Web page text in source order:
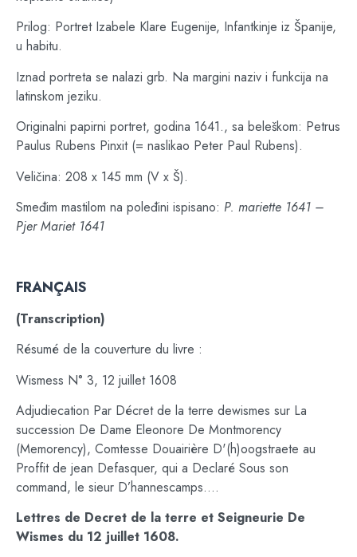
Prilog: Portret Izabele Klare Eugenije, Infantkinje iz Španije,
u habitu.
Iznad portreta se nalazi grb. Na margini naziv i funkcija na
latinskom jeziku.
Originalni papirni portret, godina 1641., sa beleškom: Petrus
Paulus Rubens Pinxit (= naslikao Peter Paul Rubens).
Veličina: 208 x 145 mm (V x Š).
Smeđim mastilom na poleđini ispisano: P. mariette 1641 –
Pjer Mariet 1641
FRANÇAIS
(Transcription)
Résumé de la couverture du livre :
Wismess N° 3, 12 juillet 1608
Adjudiecation Par Décret de la terre dewismes sur La
succession De Dame Eleonore De Montmorency
(Memorency), Comtesse Douairière D'(h)oogstraete au
Proffit de jean Defasquer, qui a Declaré Sous son
command, le sieur D’hannescamps….
Lettres de Decret de la terre et Seigneurie De
Wismes du 12 juillet 1608.